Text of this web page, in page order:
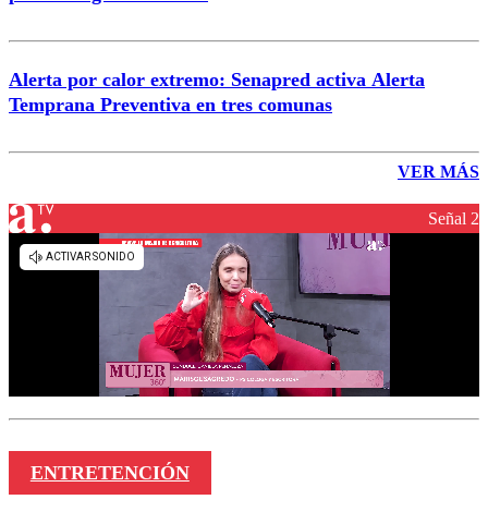
Alerta por calor extremo: Senapred activa Alerta
Temprana Preventiva en tres comunas
VER MÁS
Señal 2
ENTRETENCIÓN